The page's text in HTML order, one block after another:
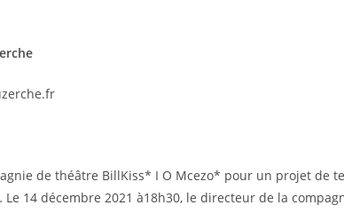
de théâtre BillKiss* I O Mcezo* pour un projet de
14 décembre 2021 à18h30, le directeur de la